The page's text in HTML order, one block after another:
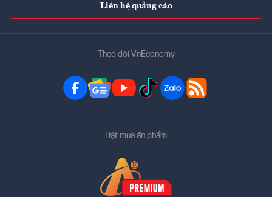
Liên hệ quảng cáo
Theo dõi VnEconomy
Đặt mua ấn phẩm